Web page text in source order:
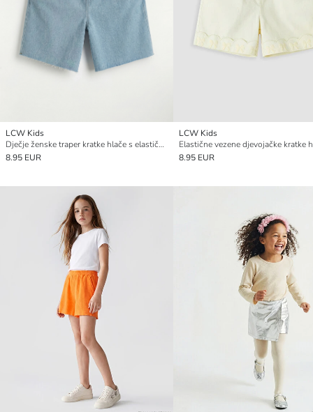
LCW Kids
Dječje ženske traper kratke hlače s elastičnim strukom
8.95 EUR
LCW Kids
Elastične vezene djevojačke kratke
8.95 EUR